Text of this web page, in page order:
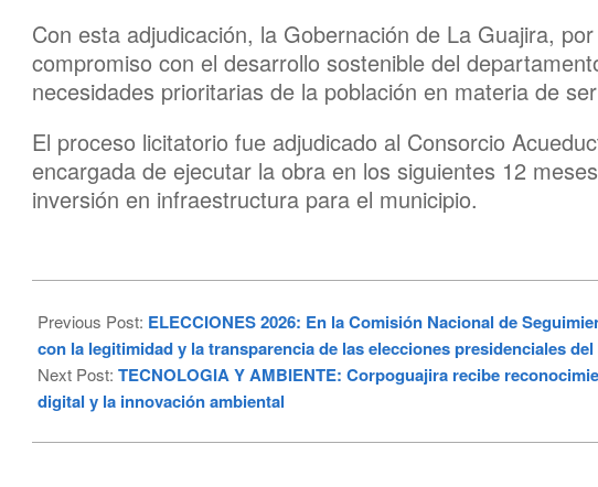
Con esta adjudicación, la Gobernación de La Guajira,
compromiso con el desarrollo sostenible del
necesidades prioritarias de la población en materia de
El proceso licitatorio fue adjudicado al Consorcio
encargada de ejecutar la obra en los siguientes 12
inversión en infraestructura para el municipio.
05-
26
Previous Post: ELECCIONES 2026: En la Comisión Nacional de
con la legitimidad y la transparencia de las elecciones presidenciales del
Next Post: TECNOLOGIA Y AMBIENTE: Corpoguajira recibe
digital y la innovación ambiental